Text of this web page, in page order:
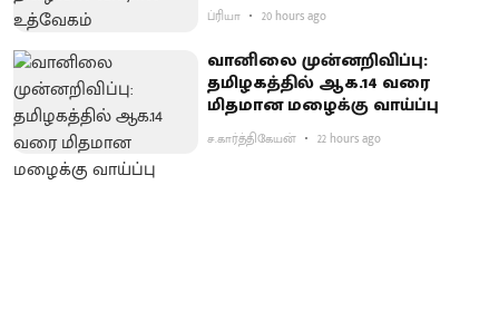
ப்ரியா 20 hours ago
வானிலை முன்னறிவிப்பு:
தமிழகத்தில் ஆக.14 வரை
மிதமான மழைக்கு வாய்ப்பு
ச.கார்த்திகேயன் 22 hours ago